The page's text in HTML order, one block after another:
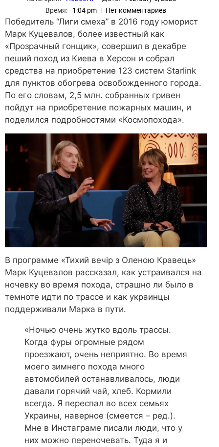
Время:
1:04 pm Нет комментариев
Победитель “Лиги смеха” в 2016 году юморист
Марк Куцевалов, более известный как
«Прозрачный гонщик», совершил в декабре
пеший поход из Киева в Херсон и собрал
средства на приобретение 123 систем Starlink
для пунктов обогрева освобожденного города.
По его словам, 2,5 млн. собранных гривен
пойдут на приобретение пожарных машин, и
поделился подробностями «Космопохода».
В программе «Тихий вечір з Оленою Кравець»
Марк Куцевалов рассказал, как устраивался на
ночевку во время похода, страшно ли было в
темноте идти по трассе и как украинцы
поддерживали Марка в пути.
«Ночью очень жутко вдоль трассы.
Когда фуры огромные рядом
проезжают, очень неприятно. Во время
моего зимнего похода много
автомобилей останавливалось, люди
давали горячий чай, хлеб. Кормили
всегда. Я переспал во всех семьях
Украины, наверное (смеется – ред.).
Мне в Инстаграме писали люди, что у
них можно переночевать. Туда я и